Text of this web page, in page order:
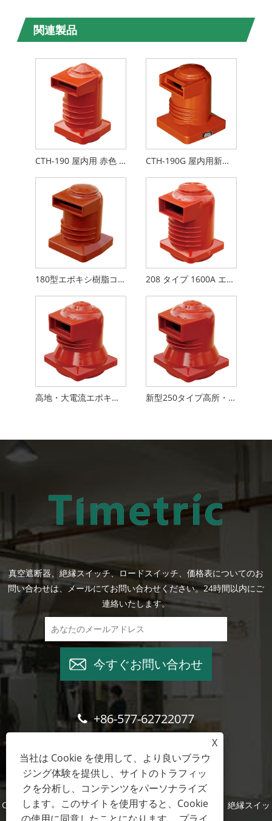
関連製品
CTH-190 屋内用 赤色 エポキシ樹脂 CTH-190G 屋内用新型エポキシ樹脂
180型エポキシ樹脂コンタクトボックス 208 タイプ 1600A エポキシ樹脂コンタクトボックス
高地・大電流エポキシ樹脂コンタクトボックス 新型250タイプ高所・大電流用エポキシ樹脂コンタクトボックス
真空遮断器、絶縁スイッチ、ロードスイッチ、価格表についてのお
問い合わせは、メールにてお問い合わせください。24時間以内にご
連絡いたします。
今すぐお問い合わせ
+86-577-62722077
Copyright © 2022 温州酒易輸出入有限公司 - 真空遮断器、絶縁スイッ
X
当社は Cookie を使用して、より良いブラウ
ジング体験を提供し、サイトのトラフィッ
クを分析し、コンテンツをパーソナライズ
します。このサイトを使用すると、Cookie